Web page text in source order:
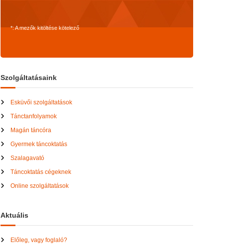
*: A mezők kitöltése kötelező
Szolgáltatásaink
Esküvői szolgáltatások
Tánctanfolyamok
Magán táncóra
Gyermek táncoktatás
Szalagavató
Táncoktatás cégeknek
Online szolgáltatások
Aktuális
Előleg, vagy foglaló?